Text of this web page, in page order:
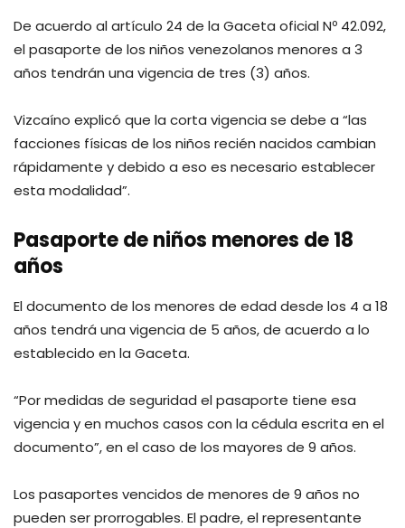
De acuerdo al artículo 24 de la Gaceta oficial Nº 42.092,
el pasaporte de los niños venezolanos menores a 3
años tendrán una vigencia de tres (3) años.
Vizcaíno explicó que la corta vigencia se debe a “las
facciones físicas de los niños recién nacidos cambian
rápidamente y debido a eso es necesario establecer
esta modalidad”.
Pasaporte de niños menores de 18
años
El documento de los menores de edad desde los 4 a 18
años tendrá una vigencia de 5 años, de acuerdo a lo
establecido en la Gaceta.
“Por medidas de seguridad el pasaporte tiene esa
vigencia y en muchos casos con la cédula escrita en el
documento”, en el caso de los mayores de 9 años.
Los pasaportes vencidos de menores de 9 años no
pueden ser prorrogables. El padre, el representante